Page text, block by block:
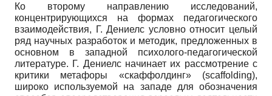
Ко второму направлению исследований,
концентрирующихся на формах педагогического
взаимодействия, Г. Дениелс условно относит целый
ряд научных разработок и методик, предложенных в
основном в западной психолого-педагогической
литературе. Г. Дениелс начинает их рассмотрение с
критики метафоры «скаффолдинг» (scaffolding),
широко используемой на западе для обозначения